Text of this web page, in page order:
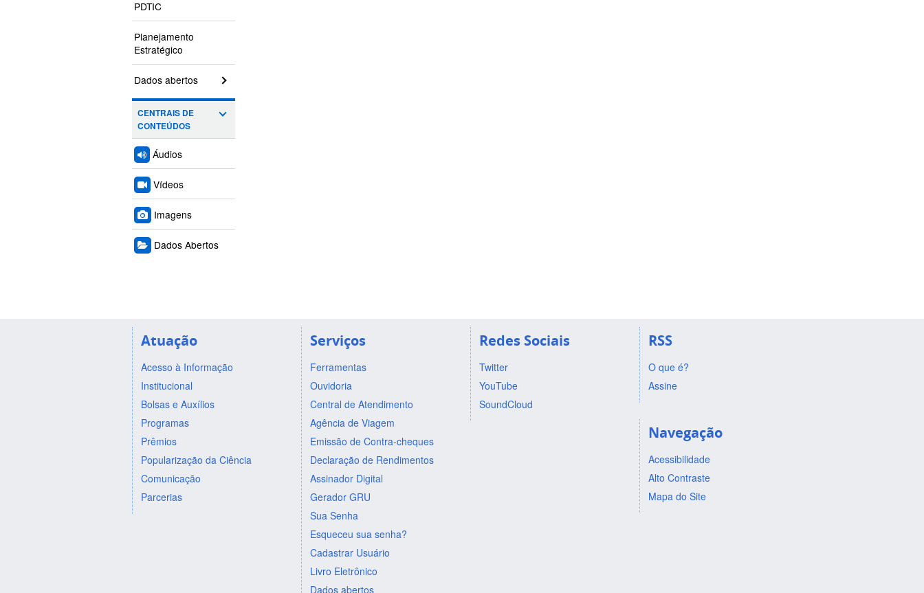
PDTIC
Planejamento
Estratégico
Dados abertos
CENTRAIS DE
CONTEÚDOS
Áudios
Vídeos
Imagens
Dados Abertos
Atuação
Acesso à Informação
Institucional
Bolsas e Auxílios
Programas
Prêmios
Popularização da Ciência
Comunicação
Parcerias
Serviços
Ferramentas
Ouvidoria
Central de Atendimento
Agência de Viagem
Emissão de Contra-cheques
Declaração de Rendimentos
Assinador Digital
Gerador GRU
Sua Senha
Esqueceu sua senha?
Cadastrar Usuário
Livro Eletrônico
Dados abertos
Redes Sociais
Twitter
YouTube
SoundCloud
RSS
O que é?
Assine
Navegação
Acessibilidade
Alto Contraste
Mapa do Site